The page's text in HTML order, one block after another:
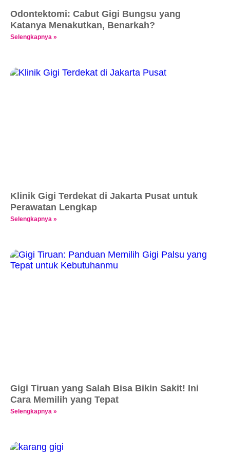
Odontektomi: Cabut Gigi Bungsu yang
Katanya Menakutkan, Benarkah?
Selengkapnya »
Klinik Gigi Terdekat di Jakarta Pusat untuk
Perawatan Lengkap
Selengkapnya »
Gigi Tiruan yang Salah Bisa Bikin Sakit! Ini
Cara Memilih yang Tepat
Selengkapnya »